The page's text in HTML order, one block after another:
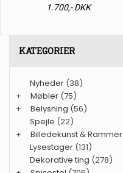
1.700,- DKK
KATEGORIER
Nyheder (38)
+
Møbler (75)
+
Belysning (56)
Spejle (22)
+
Billedekunst & Rammer
Lysestager (131)
Dekorative ting (278)